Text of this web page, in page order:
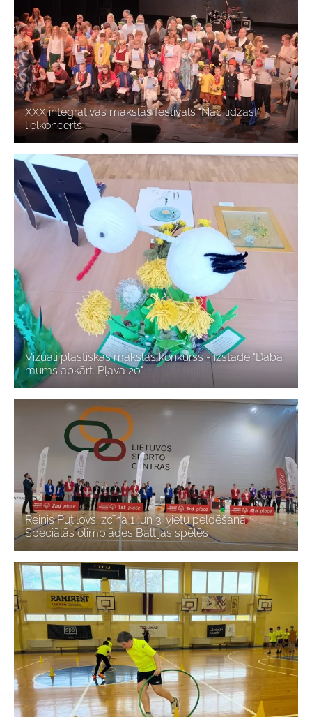
XXX integratīvās mākslas festivāls "Nāc līdzās!"
lielkoncerts
Vizuāli plastiskās mākslas konkurss - izstāde "Daba
mums apkārt. Pļava 20"
Reinis Putilovs izcīna 1. un 3. vietu peldēšanā
Speciālās olimpiādes Baltijas spēlēs